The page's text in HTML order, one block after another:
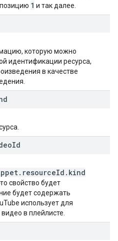
1 и так далее.
которую можно
идентификации ресурса,
в качестве
Id
. resourceId . kind
свойство будет
будет содержать
использует для
в плейлисте.